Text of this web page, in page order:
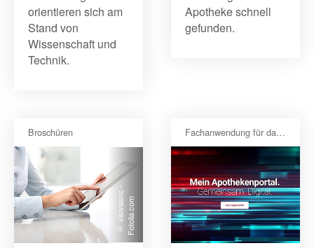
orientieren sich am
Stand von
Wissenschaft und
Technik.
Apotheke schnell
gefunden.
©
vi
si
v
a
s
n
c
-
F
o
t
oli
a
.
c
om
Broschüren Fachanwendung für das E-Rezept